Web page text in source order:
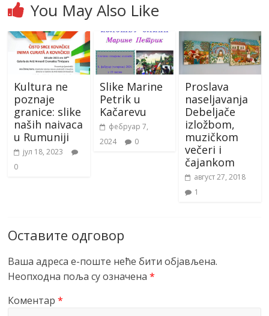
You May Also Like
Kultura ne
poznaje
granice: slike
naših naivaca
u Rumuniji
јул 18, 2023
0
Slike Marine
Petrik u
Kačarevu
фебруар 7,
2024
0
Proslava
naseljavanja
Debeljače
izložbom,
muzičkom
večeri i
čajankom
август 27, 2018
1
Оставите одговор
Ваша адреса е-поште неће бити објављена.
Неопходна поља су означена*
Коментар*